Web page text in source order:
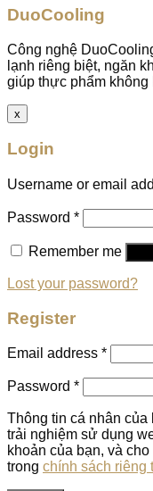
DuoCooling
Công nghệ
lạnh riêng biệt, ngăn
giúp thực phẩm không
x
Login
Username or email
Password *
Remember me
Lost your password?
Register
Email address *
Password *
Thông tin cá nhân
trải nghiệm sử dụng
khoản của bạn, và
trong chính sách riêng